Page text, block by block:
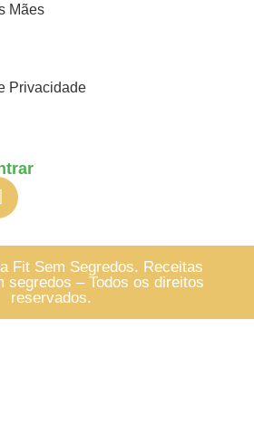
Mães
Privacidade
Fit Sem Segredos. Receitas
segredos – Todos os direitos
reservados.